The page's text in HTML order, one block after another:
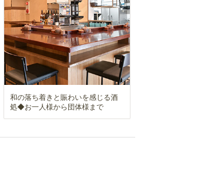
和の落ち着きと賑わいを感じる酒
処◆お一人様から団体様まで